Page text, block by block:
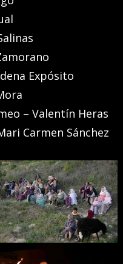
Expósito
– Valentín Heras
Carmen Sánchez